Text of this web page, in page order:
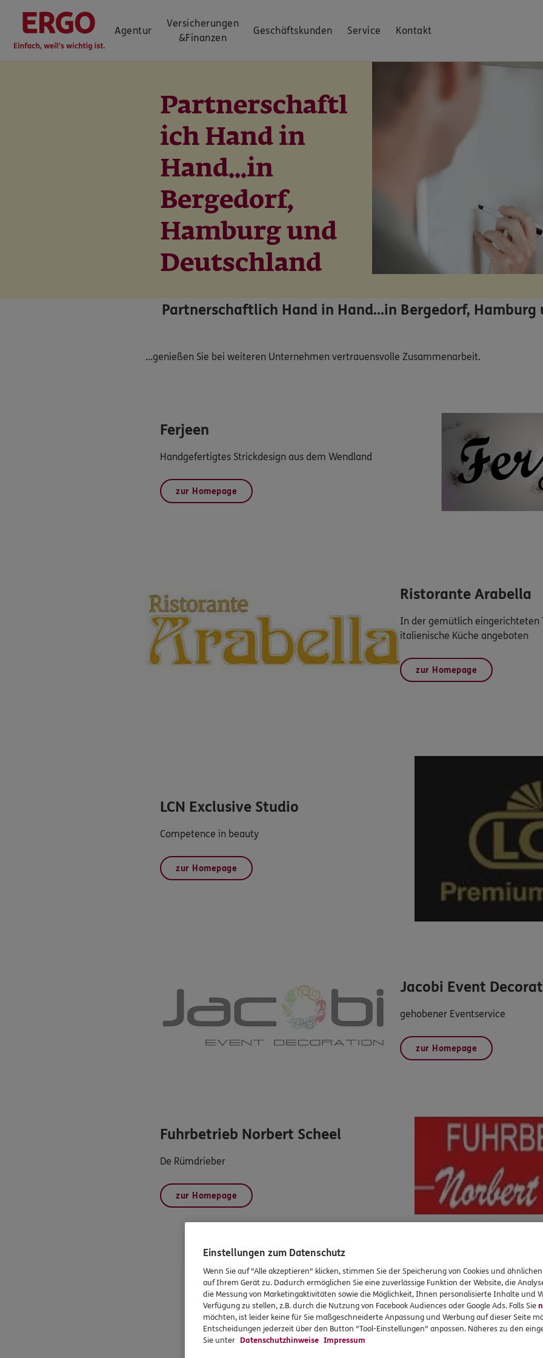
Agentur
Versicherungen
&Finanzen
Geschäftskunden Service Kontakt
Partnerschaftl
ich Hand in
Hand...in
Bergedorf,
Hamburg und
Deutschland
Partnerschaftlich Hand in Hand...in Bergedorf, Hamburg
...genießen Sie bei weiteren Unternehmen vertrauensvolle Zusammenarbeit.
Ferjeen
Handgefertigtes Strickdesign aus dem Wendland
zur Homepage
Ristorante Arabella
In der gemütlich eingerichteten
italienische Küche angeboten
zur Homepage
LCN Exclusive Studio
Competence in beauty
zur Homepage
Jacobi Event
gehobener Eventservice
zur Homepage
Fuhrbetrieb Norbert Scheel
De Rümdrieber
zur Homepage
OV-SILENCE
Seit 2010 werden OV-Silence
Einstellungen zum Datenschutz
Wenn Sie auf "Alle akzeptieren" klicken, stimmen Sie der Speicherung von Cookies und
auf Ihrem Gerät zu. Dadurch ermöglichen Sie eine zuverlässige Funktion der Website, die
die Messung von Marketingaktivitäten sowie die Möglichkeit, Ihnen personalisierte Inhalte und
Verfügung zu stellen, z.B. durch die Nutzung von Facebook Audiences oder Google Ads. Falls Sie
möchten, ist leider keine für Sie maßgeschneiderte Anpassung und Werbung auf dieser Seite
Entscheidungen jederzeit über den Button "Tool-Einstellungen" anpassen. Näheres zu den
Sie unter Datenschutzhinweise Impressum